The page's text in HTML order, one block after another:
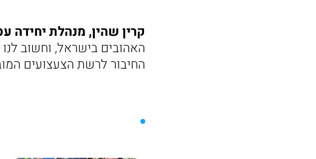
קרין שהין, מנהלת יחידה
האהובים בישראל, וחשוב
החיבור לרשת הצעצועים המובילה עידן 2000